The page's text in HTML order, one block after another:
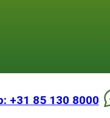
+31 85 130 8000